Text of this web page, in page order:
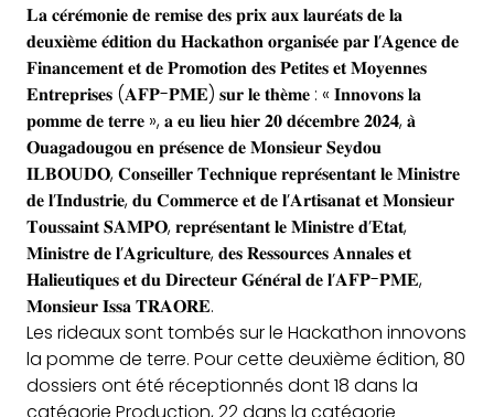
𝐋𝐚 𝐜𝐞́𝐫𝐞́𝐦𝐨𝐧𝐢𝐞 𝐝𝐞 𝐫𝐞𝐦𝐢𝐬𝐞 𝐝𝐞𝐬 𝐩𝐫𝐢𝐱 𝐚𝐮𝐱 𝐥𝐚𝐮𝐫𝐞́𝐚𝐭𝐬 𝐝𝐞 𝐥𝐚
𝐝𝐞𝐮𝐱𝐢𝐞̀𝐦𝐞 𝐞́𝐝𝐢𝐭𝐢𝐨𝐧 𝐝𝐮 𝐇𝐚𝐜𝐤𝐚𝐭𝐡𝐨𝐧 𝐨𝐫𝐠𝐚𝐧𝐢𝐬𝐞́𝐞 𝐩𝐚𝐫 𝐥’𝐀𝐠𝐞𝐧𝐜𝐞 𝐝𝐞
𝐅𝐢𝐧𝐚𝐧𝐜𝐞𝐦𝐞𝐧𝐭 𝐞𝐭 𝐝𝐞 𝐏𝐫𝐨𝐦𝐨𝐭𝐢𝐨𝐧 𝐝𝐞𝐬 𝐏𝐞𝐭𝐢𝐭𝐞𝐬 𝐞𝐭 𝐌𝐨𝐲𝐞𝐧𝐧𝐞𝐬
𝐄𝐧𝐭𝐫𝐞𝐩𝐫𝐢𝐬𝐞𝐬 (𝐀𝐅𝐏-𝐏𝐌𝐄) 𝐬𝐮𝐫 𝐥𝐞 𝐭𝐡𝐞̀𝐦𝐞 : « 𝐈𝐧𝐧𝐨𝐯𝐨𝐧𝐬 𝐥𝐚
𝐩𝐨𝐦𝐦𝐞 𝐝𝐞 𝐭𝐞𝐫𝐫𝐞 », 𝐚 𝐞𝐮 𝐥𝐢𝐞𝐮 𝐡𝐢𝐞𝐫 𝟐𝟎 𝐝𝐞́𝐜𝐞𝐦𝐛𝐫𝐞 𝟐𝟎𝟐𝟒, 𝐚̀
𝐎𝐮𝐚𝐠𝐚𝐝𝐨𝐮𝐠𝐨𝐮 𝐞𝐧 𝐩𝐫𝐞́𝐬𝐞𝐧𝐜𝐞 𝐝𝐞 𝐌𝐨𝐧𝐬𝐢𝐞𝐮𝐫 𝐒𝐞𝐲𝐝𝐨𝐮
𝐈𝐋𝐁𝐎𝐔𝐃𝐎, 𝐂𝐨𝐧𝐬𝐞𝐢𝐥𝐥𝐞𝐫 𝐓𝐞𝐜𝐡𝐧𝐢𝐪𝐮𝐞 𝐫𝐞𝐩𝐫𝐞́𝐬𝐞𝐧𝐭𝐚𝐧𝐭 𝐥𝐞 𝐌𝐢𝐧𝐢𝐬𝐭𝐫𝐞
𝐝𝐞 𝐥’𝐈𝐧𝐝𝐮𝐬𝐭𝐫𝐢𝐞, 𝐝𝐮 𝐂𝐨𝐦𝐦𝐞𝐫𝐜𝐞 𝐞𝐭 𝐝𝐞 𝐥’𝐀𝐫𝐭𝐢𝐬𝐚𝐧𝐚𝐭 𝐞𝐭 𝐌𝐨𝐧𝐬𝐢𝐞𝐮𝐫
𝐓𝐨𝐮𝐬𝐬𝐚𝐢𝐧𝐭 𝐒𝐀𝐌𝐏𝐎, 𝐫𝐞𝐩𝐫𝐞́𝐬𝐞𝐧𝐭𝐚𝐧𝐭 𝐥𝐞 𝐌𝐢𝐧𝐢𝐬𝐭𝐫𝐞 𝐝’𝐄𝐭𝐚𝐭,
𝐌𝐢𝐧𝐢𝐬𝐭𝐫𝐞 𝐝𝐞 𝐥’𝐀𝐠𝐫𝐢𝐜𝐮𝐥𝐭𝐮𝐫𝐞, 𝐝𝐞𝐬 𝐑𝐞𝐬𝐬𝐨𝐮𝐫𝐜𝐞𝐬 𝐀𝐧𝐧𝐚𝐥𝐞𝐬 𝐞𝐭
𝐇𝐚𝐥𝐢𝐞𝐮𝐭𝐢𝐪𝐮𝐞𝐬 𝐞𝐭 𝐝𝐮 𝐃𝐢𝐫𝐞𝐜𝐭𝐞𝐮𝐫 𝐆𝐞́𝐧𝐞́𝐫𝐚𝐥 𝐝𝐞 𝐥’𝐀𝐅𝐏-𝐏𝐌𝐄,
𝐌𝐨𝐧𝐬𝐢𝐞𝐮𝐫 𝐈𝐬𝐬𝐚 𝐓𝐑𝐀𝐎𝐑𝐄.
Les rideaux sont tombés sur le Hackathon innovons
la pomme de terre. Pour cette deuxième édition, 80
dossiers ont été réceptionnés dont 18 dans la
catégorie Production, 22 dans la catégorie